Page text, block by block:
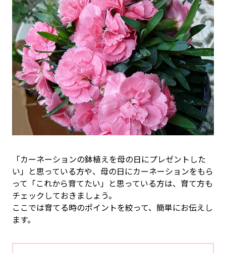
「カーネーションの鉢植えを母の日にプレゼントした
い」と思っている方や、母の日にカーネーションをもら
って「これから育てたい」と思っている方は、育て方も
チェックしておきましょう。
ここでは育てる時のポイントを絞って、簡単にお伝えし
ます。